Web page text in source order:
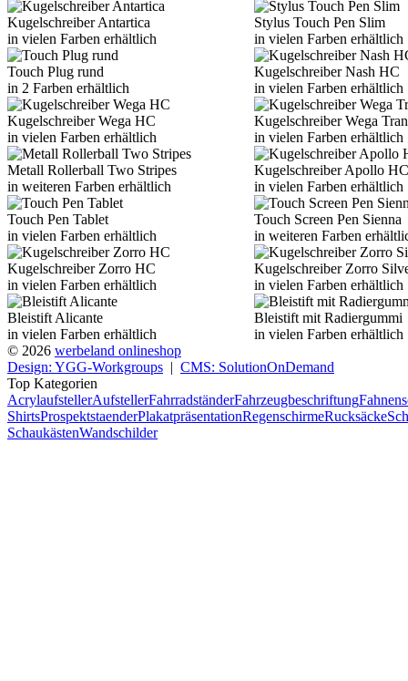
Kugelschreiber Antartica
in vielen Farben erhältlich
Stylus Touch Pen Slim
in vielen Farben erhältlich
Touch Plug rund
in 2 Farben erhältlich
Kugelschreiber Nash HC
in vielen Farben erhältlich
Kugelschreiber Wega HC
in vielen Farben erhältlich
Kugelschreiber Wega
in vielen Farben erhältlich
Metall Rollerball Two Stripes
in weiteren Farben erhältlich
Kugelschreiber Apollo HC
in vielen Farben erhältlich
Touch Pen Tablet
in vielen Farben erhältlich
Touch Screen Pen Sienna
in weiteren Farben
Kugelschreiber Zorro HC
in vielen Farben erhältlich
Kugelschreiber Zorro
in vielen Farben erhältlich
Bleistift Alicante
in vielen Farben erhältlich
Bleistift mit Radiergummi
in vielen Farben erhältlich
© 2026 werbeland onlineshop
Design: YGG-Workgroups | CMS: SolutionOnDemand
Top Kategorien
AcrylaufstellerAufstellerFahrradständerFahrzeugbeschriftung
ShirtsProspektstaenderPlakatpräsentationRegenschirmeRucksäcke
SchaukästenWandschilder